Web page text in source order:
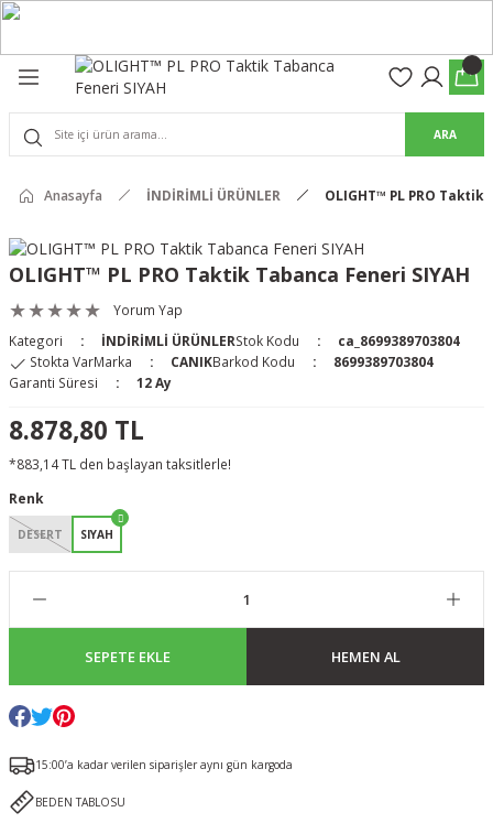
Pro Pantolon
Pantolon
& Kalkanlar
Well) ve Arka Kabzalar
ARA
Anasayfa İNDİRİMLİ ÜRÜNLER OLIGHT™ PL PRO Taktik
OLIGHT™ PL PRO Taktik Tabanca Feneri SIYAH
Yorum Yap
Kategori
İNDİRİMLİ ÜRÜNLERStok Kodu
ca_8699389703804
Stokta VarMarka CANIKBarkod Kodu
8699389703804
Garanti Süresi
12 Ay
8.878,80 TL
*883,14 TL den başlayan taksitlerle!
Renk
DESERT SIYAH
SEPETE EKLE HEMEN AL
15:00’a kadar verilen siparişler aynı gün kargoda
BEDEN TABLOSU